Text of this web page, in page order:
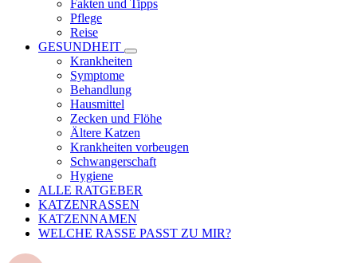
Fakten und Tipps
Pflege
Reise
GESUNDHEIT
Krankheiten
Symptome
Behandlung
Hausmittel
Zecken und Flöhe
Ältere Katzen
Krankheiten vorbeugen
Schwangerschaft
Hygiene
ALLE RATGEBER
KATZENRASSEN
KATZENNAMEN
WELCHE RASSE PASST ZU MIR?